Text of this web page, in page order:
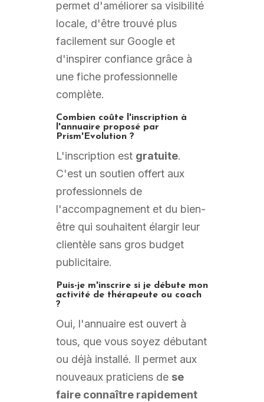
permet d'améliorer sa visibilité
locale, d'être trouvé plus
facilement sur Google et
d'inspirer confiance grâce à
une fiche professionnelle
complète.
Combien coûte l'inscription à
l'annuaire proposé par
Prism'Evolution ?
L'inscription est gratuite.
C'est un soutien offert aux
professionnels de
l'accompagnement et du bien-
être qui souhaitent élargir leur
clientèle sans gros budget
publicitaire.
Puis-je m'inscrire si je débute mon
activité de thérapeute ou coach
?
Oui, l'annuaire est ouvert à
tous, que vous soyez débutant
ou déjà installé. Il permet aux
nouveaux praticiens de se
faire connaître rapidement